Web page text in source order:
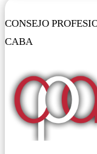
CONSEJO
CABA